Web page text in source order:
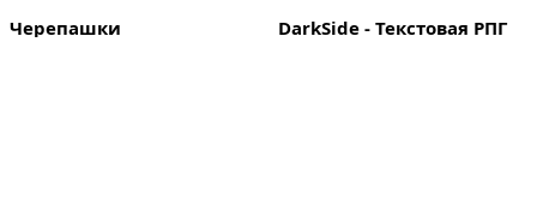
DarkSide - Текстовая РПГ